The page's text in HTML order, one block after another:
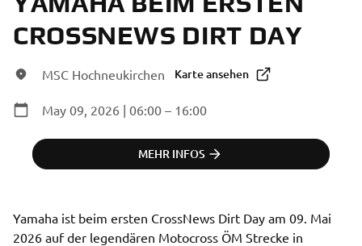
CROSSNEWS DIRT DAY
MSC Hochneukirchen Karte ansehen
May 09, 2026 | 06:00 – 16:00
MEHR INFOS
Yamaha ist beim ersten CrossNews Dirt Day am 09. Mai
2026 auf der legendären Motocross ÖM Strecke in